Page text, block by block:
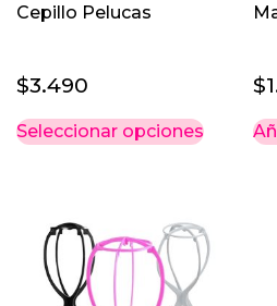
Cepillo Pelucas
$3.490
Seleccionar opciones
variantes.
Las
$